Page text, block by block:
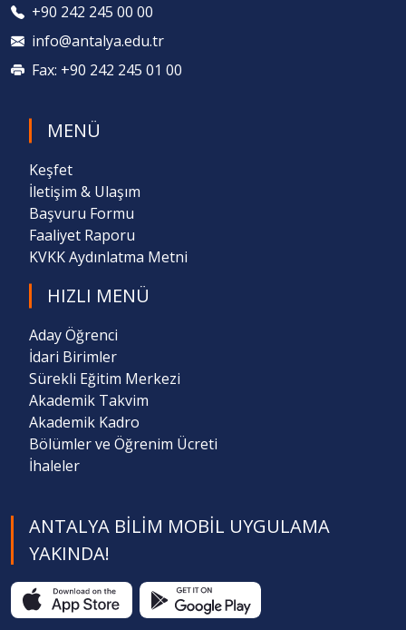
+90 242 245 00 00
info@antalya.edu.tr
Fax: +90 242 245 01 00
MENÜ
Keşfet
İletişim & Ulaşım
Başvuru Formu
Faaliyet Raporu
KVKK Aydınlatma Metni
HIZLI MENÜ
Aday Öğrenci
İdari Birimler
Sürekli Eğitim Merkezi
Akademik Takvim
Akademik Kadro
Bölümler ve Öğrenim Ücreti
İhaleler
ANTALYA BILIM MOBIL UYGULAMA
YAKINDA!